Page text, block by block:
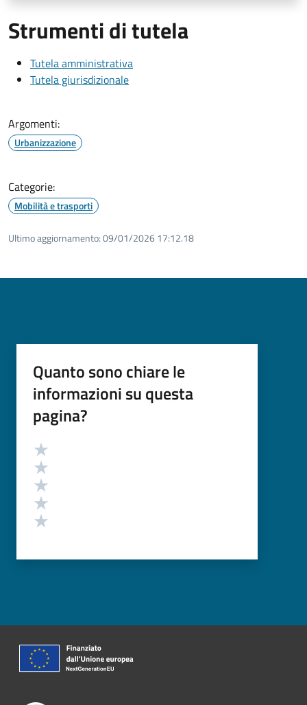
Strumenti di tutela
Tutela amministrativa
Tutela giurisdizionale
Argomenti:
Urbanizzazione
Categorie:
Mobilità e trasporti
Ultimo aggiornamento:09/01/2026 17:12.18
Quanto sono chiare le
informazioni su questa
pagina?
Valutazione